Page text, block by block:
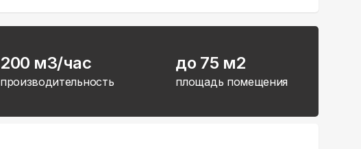
200 м3/час
производительность
до 75 м2
площадь помещения